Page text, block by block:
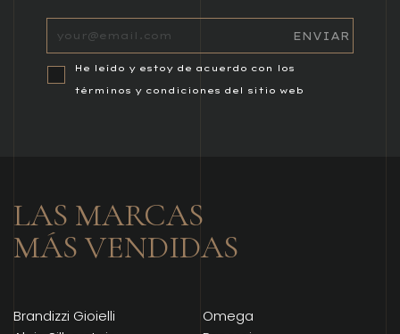
He leído y estoy de acuerdo con los
términos y condiciones del sitio web
LAS MARCAS
MÁS VENDIDAS
Brandizzi Gioielli
Omega